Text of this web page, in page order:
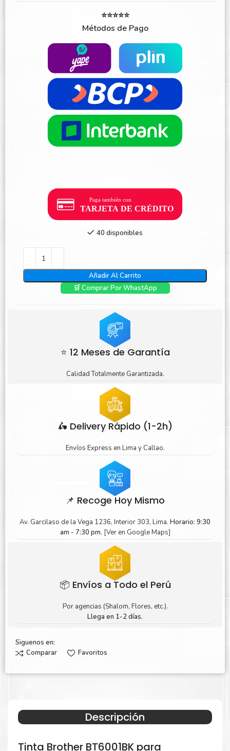
⭐⭐⭐⭐⭐
Métodos de Pago
40 disponibles
Añadir Al Carrito
🛒 Comprar Por WhastApp
⭐ 12 Meses de Garantía
Calidad Totalmente Garantizada.
🛵 Delivery Rápido (1-2h)
Envíos Express en Lima y Callao.
📌 Recoge Hoy Mismo
Av. Garcilaso de la Vega 1236, Interior 303, Lima. Horario: 9:30
am - 7:30 pm. [Ver en Google Maps]
📦 Envíos a Todo el Perú
Por agencias (Shalom, Flores, etc.).
Llega en 1-2 días.
Siguenos en:
Comparar
Favoritos
Descripción
Tinta Brother BT6001BK para